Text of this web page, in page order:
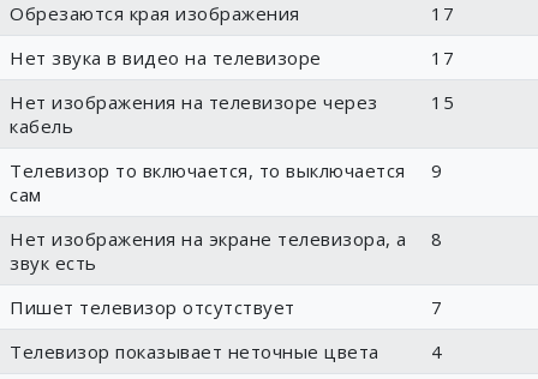
Обрезаются края изображения
17
Нет звука в видео на телевизоре
17
Нет изображения на телевизоре через
кабель
15
Телевизор то включается, то выключается
сам
9
Нет изображения на экране телевизора, а
звук есть
8
Пишет телевизор отсутствует
7
Телевизор показывает неточные цвета
4